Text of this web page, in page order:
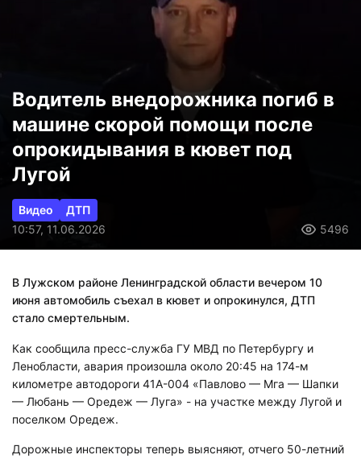
Водитель внедорожника погиб в
машине скорой помощи после
опрокидывания в кювет под
Лугой
Видео
ДТП
10:57, 11.06.2026
5496
В Лужском районе Ленинградской области вечером 10
июня автомобиль съехал в кювет и опрокинулся, ДТП
стало смертельным.
Как сообщила пресс-служба ГУ МВД по Петербургу и
Ленобласти, авария произошла около 20:45 на 174-м
километре автодороги 41А-004 «Павлово — Мга — Шапки
— Любань — Оредеж — Луга» - на участке между Лугой и
поселком Оредеж.
Дорожные инспекторы теперь выясняют, отчего 50-летний